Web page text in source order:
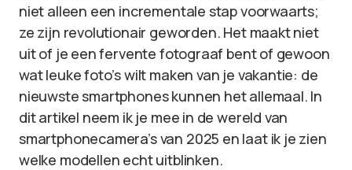
niet alleen een incrementale stap voorwaarts;
ze zijn revolutionair geworden. Het maakt niet
uit of je een fervente fotograaf bent of gewoon
wat leuke foto’s wilt maken van je vakantie: de
nieuwste smartphones kunnen het allemaal. In
dit artikel neem ik je mee in de wereld van
smartphonecamera’s van 2025 en laat ik je zien
welke modellen echt uitblinken.